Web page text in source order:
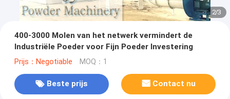
2/3
400-3000 Molen van het netwerk vermindert de
Industriële Poeder voor Fijn Poeder Investering
Prijs：Negotiable MOQ：1
Beste prijs Contact nu